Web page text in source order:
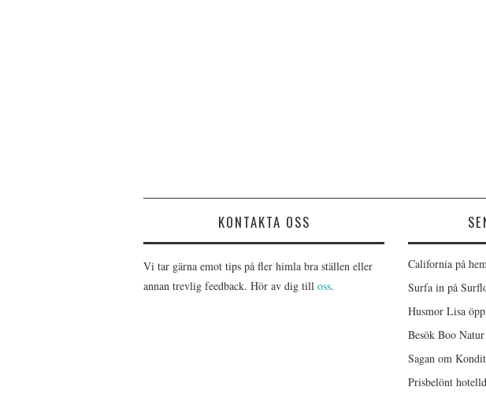
KONTAKTA OSS
Vi tar gärna emot tips på fler himla bra ställen eller
annan trevlig feedback. Hör av dig till oss.
California på
Surfa in på
Husmor Lisa
Besök Boo
Sagan om
Prisbelönt